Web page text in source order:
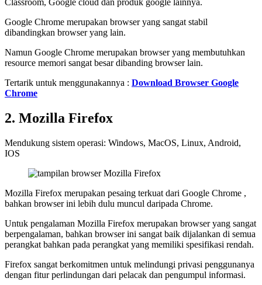
Google Chrome merupakan browser yang sangat stabil
dibandingkan browser yang lain.
Namun Google Chrome merupakan browser yang membutuhkan
resource memori sangat besar dibanding browser lain.
Tertarik untuk menggunakannya : Download Browser Google
Chrome
2. Mozilla Firefox
Mendukung sistem operasi: Windows, MacOS, Linux, Android,
IOS
Mozilla Firefox merupakan pesaing terkuat dari Google Chrome ,
bahkan browser ini lebih dulu muncul daripada Chrome.
Untuk pengalaman Mozilla Firefox merupakan browser yang sangat
berpengalaman, bahkan browser ini sangat baik dijalankan di semua
perangkat bahkan pada perangkat yang memiliki spesifikasi rendah.
Firefox sangat berkomitmen untuk melindungi privasi penggunanya
dengan fitur perlindungan dari pelacak dan pengumpul informasi.